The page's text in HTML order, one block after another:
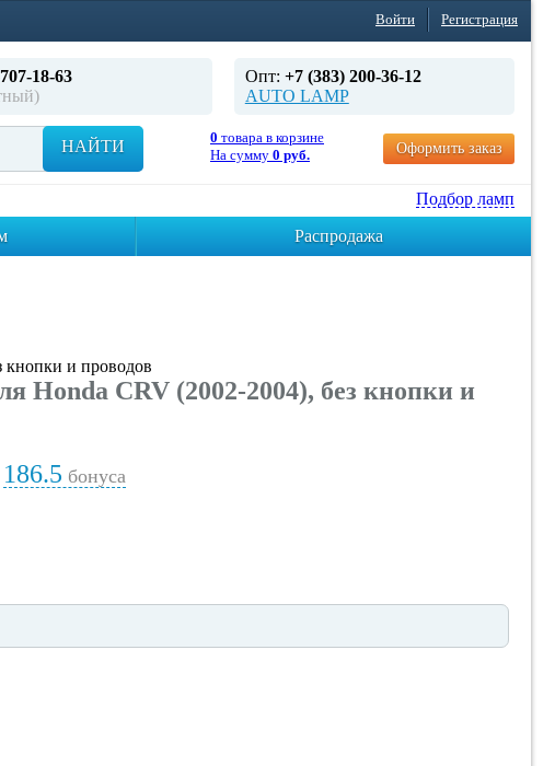
Войти Регистрация
18-63
Опт: +7 (383) 200-36-12
AUTO LAMP
НАЙТИ 0 товара в корзине
На сумму 0 руб. Оформить заказ
Подбор ламп
Распродажа
и проводов
CRV (2002-2004), без кнопки и
186.5 бонуса